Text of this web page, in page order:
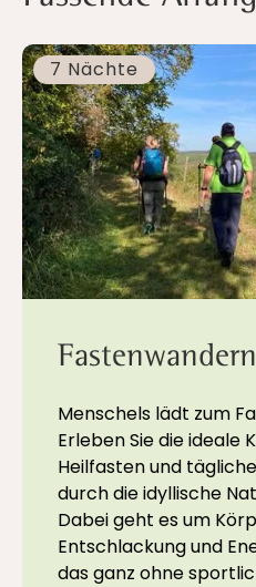
7 Nächte
Menschels lädt zum
Erleben Sie die ideale
Heilfasten und
durch die idyllische
Dabei geht es um
Entschlackung und
das ganz ohne